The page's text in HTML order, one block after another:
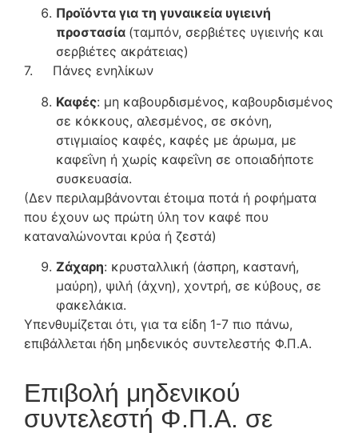
Προϊόντα για τη γυναικεία υγιεινή
προστασία (ταμπόν, σερβιέτες υγιεινής και
σερβιέτες ακράτειας)
7. Πάνες ενηλίκων
Καφές: μη καβουρδισμένος, καβουρδισμένος
σε κόκκους, αλεσμένος, σε σκόνη,
στιγμιαίος καφές, καφές με άρωμα, με
καφεΐνη ή χωρίς καφεΐνη σε οποιαδήποτε
συσκευασία.
(Δεν περιλαμβάνονται έτοιμα ποτά ή ροφήματα
που έχουν ως πρώτη ύλη τον καφέ που
καταναλώνονται κρύα ή ζεστά)
Ζάχαρη: κρυσταλλική (άσπρη, καστανή,
μαύρη), ψιλή (άχνη), χοντρή, σε κύβους, σε
φακελάκια.
Υπενθυμίζεται ότι, για τα είδη 1-7 πιο πάνω,
επιβάλλεται ήδη μηδενικός συντελεστής Φ.Π.Α.
Επιβολή μηδενικού
συντελεστή Φ.Π.Α. σε